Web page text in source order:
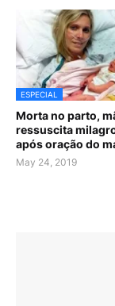
ESPECIAL
Morta no parto,
ressuscita
após oração do
May 24, 2019